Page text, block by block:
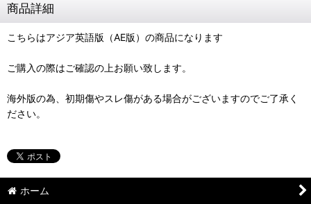
商品詳細
こちらはアジア英語版（AE版）の商品になります
ご購入の際はご確認の上お願い致します。
海外版の為、初期傷やスレ傷がある場合がございますのでご了承く
ださい。
ホーム